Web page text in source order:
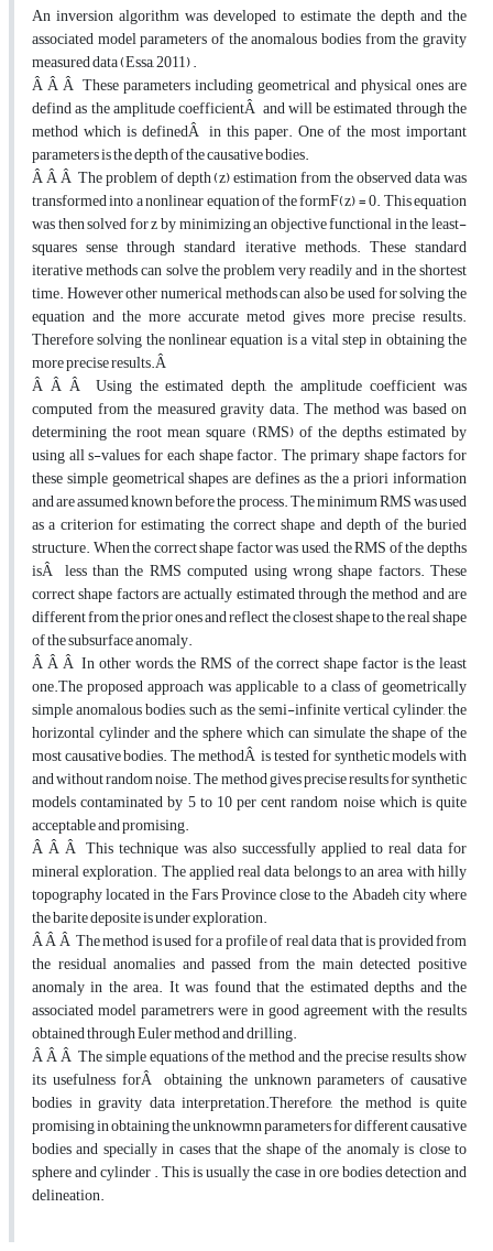
An inversion algorithm was developed to estimate the depth and the
associated model parameters of the anomalous bodies from the gravity
measured data (Essa, 2011) .
Â Â Â These parameters including geometrical and physical ones are
defind as the amplitude coefficientÂ and will be estimated through the
method which is definedÂ in this paper. One of the most important
parameters is the depth of the causative bodies.
Â Â Â The problem of depth (z) estimation from the observed data was
transformed into a nonlinear equation of the formF(z) = 0. This equation
was then solved for z by minimizing an objective functional in the least-
squares sense through standard iterative methods. These standard
iterative methods can solve the problem very readily and in the shortest
time. However other numerical methods can also be used for solving the
equation and the more accurate metod gives more precise results.
Therefore solving the nonlinear equation is a vital step in obtaining the
more precise results.Â
Â Â Â Using the estimated depth, the amplitude coefficient was
computed from the measured gravity data. The method was based on
determining the root mean square (RMS) of the depths estimated by
using all s-values for each shape factor. The primary shape factors for
these simple geometrical shapes are defines as the a priori information
and are assumed known before the process. The minimum RMS was used
as a criterion for estimating the correct shape and depth of the buried
structure. When the correct shape factor was used, the RMS of the depths
isÂ less than the RMS computed using wrong shape factors. These
correct shape factors are actually estimated through the method and are
different from the prior ones and reflect the closest shape to the real shape
of the subsurface anomaly.
Â Â Â In other words, the RMS of the correct shape factor is the least
one.The proposed approach was applicable to a class of geometrically
simple anomalous bodies, such as the semi-infinite vertical cylinder, the
horizontal cylinder and the sphere which can simulate the shape of the
most causative bodies. The methodÂ is tested for synthetic models with
and without random noise. The method gives precise results for synthetic
models contaminated by 5 to 10 per cent random noise which is quite
acceptable and promising.
Â Â Â This technique was also successfully applied to real data for
mineral exploration. The applied real data belongs to an area with hilly
topography located in the Fars Province close to the Abadeh city where
the barite deposite is under exploration.
Â Â Â The method is used for a profile of real data that is provided from
the residual anomalies and passed from the main detected positive
anomaly in the area. It was found that the estimated depths and the
associated model parametrers were in good agreement with the results
obtained through Euler method and drilling.
Â Â Â The simple equations of the method and the precise results show
its usefulness forÂ obtaining the unknown parameters of causative
bodies in gravity data interpretation.Therefore, the method is quite
promising in obtaining the unknowmn parameters for different causative
bodies and specially in cases that the shape of the anomaly is close to
sphere and cylinder . This is usually the case in ore bodies detection and
delineation.